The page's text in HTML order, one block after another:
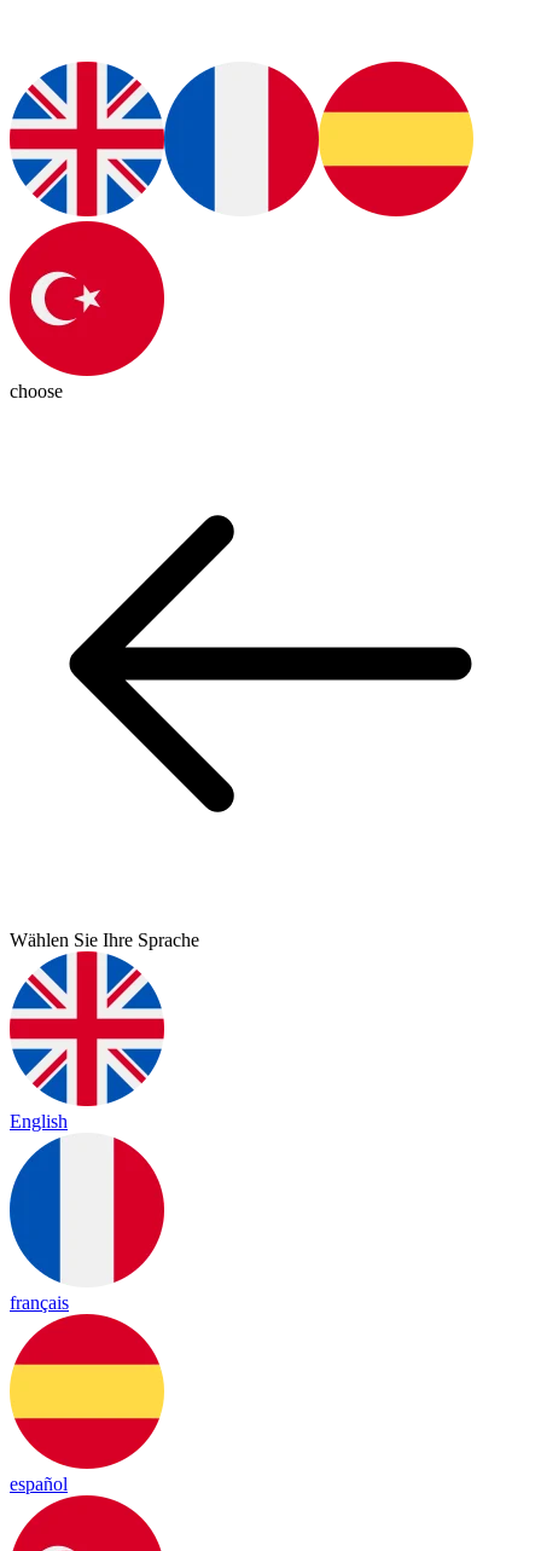
choose
Wählen Sie Ihre Sprache
English
français
español